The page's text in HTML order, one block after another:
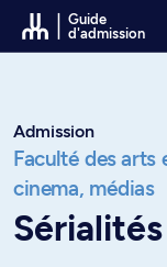
Passer au contenu
Guide
d'admission
Admission
Faculté des arts
cinema, médias